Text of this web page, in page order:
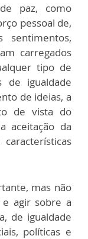
paz, como
pessoal de,
carregados
tipo de
de igualdade
de ideias, a
de vista do
aceitação da
mas não
e agir sobre a
de igualdade
políticas e